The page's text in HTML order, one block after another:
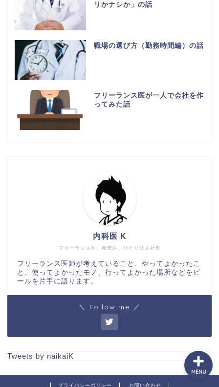
リかナシか」の話
職場の選び方（勤務時間編）の話
フリーランス医が一人で会社を作
ってみた話
フリーランス医、産業医、ひとり法人社長
内科医 K
フリーランス医師が考えていること、やってよかったこ
と、使ってよかったモノ、行ってよかった場所などをビ
ールを片手に語ります。
＼ Follow me ／
Tweets by naikaiK
プライバシーポリシー お問い合わせ
MENU
日常
読書